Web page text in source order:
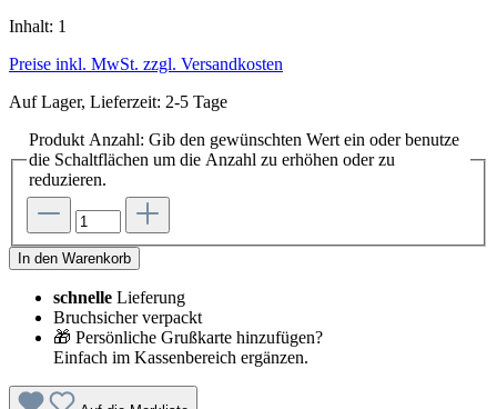
Inhalt: 1
Preise inkl. MwSt. zzgl. Versandkosten
Auf Lager, Lieferzeit: 2-5 Tage
Produkt Anzahl: Gib den gewünschten Wert ein oder benutze
die Schaltflächen um die Anzahl zu erhöhen oder zu
reduzieren.
In den Warenkorb
schnelle Lieferung
Bruchsicher verpackt
🎁 Persönliche Grußkarte hinzufügen?
Einfach im Kassenbereich ergänzen.